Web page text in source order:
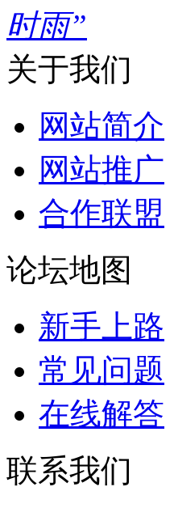
时雨”
关于我们
网站简介
网站推广
合作联盟
论坛地图
新手上路
常见问题
在线解答
联系我们